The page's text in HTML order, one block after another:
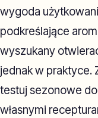
wygoda
podkreślające
wyszukany
jednak w praktyce.
testuj sezonowe
własnymi